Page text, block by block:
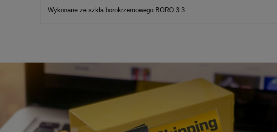
Wykonane ze szkła borokrzemowego BORO 3.3